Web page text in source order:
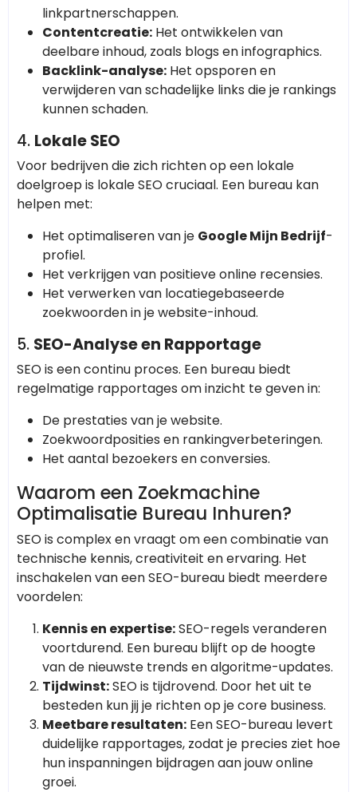
linkpartnerschappen.
Contentcreatie: Het ontwikkelen van
deelbare inhoud, zoals blogs en infographics.
Backlink-analyse: Het opsporen en
verwijderen van schadelijke links die je rankings
kunnen schaden.
4. Lokale SEO
Voor bedrijven die zich richten op een lokale
doelgroep is lokale SEO cruciaal. Een bureau kan
helpen met:
Het optimaliseren van je Google Mijn Bedrijf-
profiel.
Het verkrijgen van positieve online recensies.
Het verwerken van locatiegebaseerde
zoekwoorden in je website-inhoud.
5. SEO-Analyse en Rapportage
SEO is een continu proces. Een bureau biedt
regelmatige rapportages om inzicht te geven in:
De prestaties van je website.
Zoekwoordposities en rankingverbeteringen.
Het aantal bezoekers en conversies.
Waarom een Zoekmachine
Optimalisatie Bureau Inhuren?
SEO is complex en vraagt om een combinatie van
technische kennis, creativiteit en ervaring. Het
inschakelen van een SEO-bureau biedt meerdere
voordelen:
Kennis en expertise:SEO-regels veranderen
voortdurend. Een bureau blijft op de hoogte
van de nieuwste trends en algoritme-updates.
Tijdwinst:SEO is tijdrovend. Door het uit te
besteden kun jij je richten op je core business.
Meetbare resultaten: Een SEO-bureau levert
duidelijke rapportages, zodat je precies ziet hoe
hun inspanningen bijdragen aan jouw online
groei.